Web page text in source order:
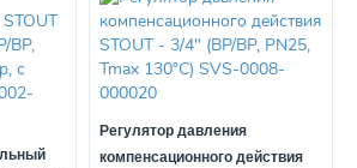
Регулятор давления
компенсационного действия